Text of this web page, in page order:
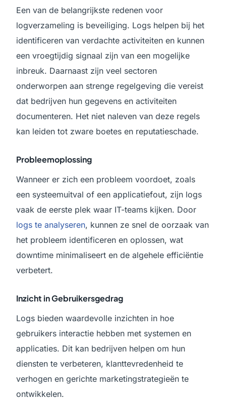
Een van de belangrijkste redenen voor
logverzameling is beveiliging. Logs helpen bij het
identificeren van verdachte activiteiten en kunnen
een vroegtijdig signaal zijn van een mogelijke
inbreuk. Daarnaast zijn veel sectoren
onderworpen aan strenge regelgeving die vereist
dat bedrijven hun gegevens en activiteiten
documenteren. Het niet naleven van deze regels
kan leiden tot zware boetes en reputatieschade.
Probleemoplossing
Wanneer er zich een probleem voordoet, zoals
een systeemuitval of een applicatiefout, zijn logs
vaak de eerste plek waar IT-teams kijken. Door
logs te analyseren, kunnen ze snel de oorzaak van
het probleem identificeren en oplossen, wat
downtime minimaliseert en de algehele efficiëntie
verbetert.
Inzicht in Gebruikersgedrag
Logs bieden waardevolle inzichten in hoe
gebruikers interactie hebben met systemen en
applicaties. Dit kan bedrijven helpen om hun
diensten te verbeteren, klanttevredenheid te
verhogen en gerichte marketingstrategieën te
ontwikkelen.